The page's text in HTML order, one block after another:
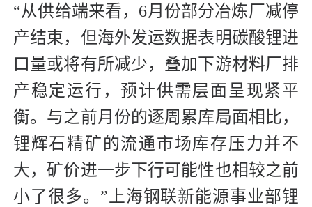
“从供给端来看，6月份部分冶炼厂减停
产结束，但海外发运数据表明碳酸锂进
口量或将有所减少，叠加下游材料厂排
产稳定运行，预计供需层面呈现紧平
衡。与之前月份的逐周累库局面相比，
锂辉石精矿的流通市场库存压力并不
大，矿价进一步下行可能性也相较之前
小了很多。”上海钢联新能源事业部锂